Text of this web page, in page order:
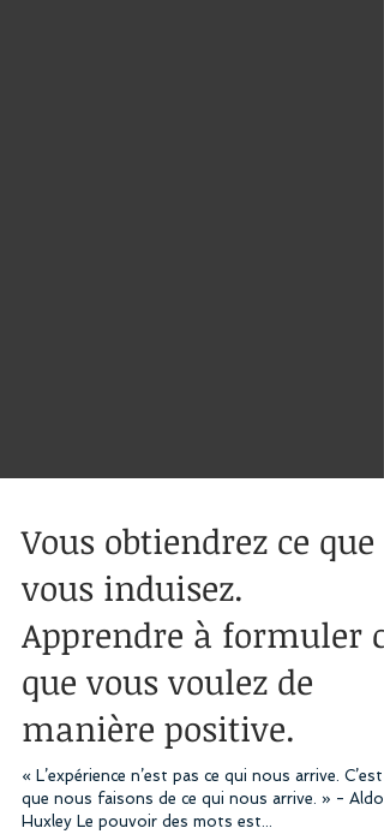
Vous obtiendrez ce que
vous induisez.
Apprendre à formuler ce
que vous voulez de
manière positive.
« L’expérience n’est pas ce qui nous arrive. C’est